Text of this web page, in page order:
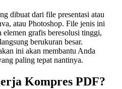
dibuat dari file presentasi atau
atau Photoshop. File jenis ini
elemen grafis beresolusi tinggi,
berukuran besar.
ini akan membantu Anda
paling tepat nantinya.
Kompres PDF?